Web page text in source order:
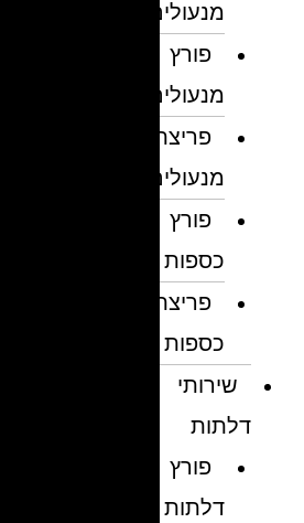
מנעולים
פורץ
מנעולים
פריצת
מנעולים
פורץ
כספות
פריצת
כספות
שירותי
דלתות
פורץ
דלתות